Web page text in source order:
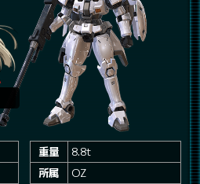
重量
8.8t
所属
OZ